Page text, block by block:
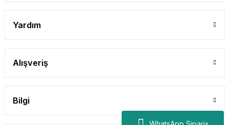
Yardım
Alışveriş
Bilgi